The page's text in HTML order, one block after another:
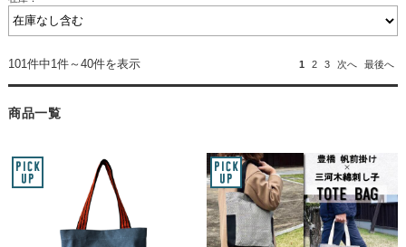
101件中1件～40件を表示 1 2 3 次へ 最後へ
商品一覧